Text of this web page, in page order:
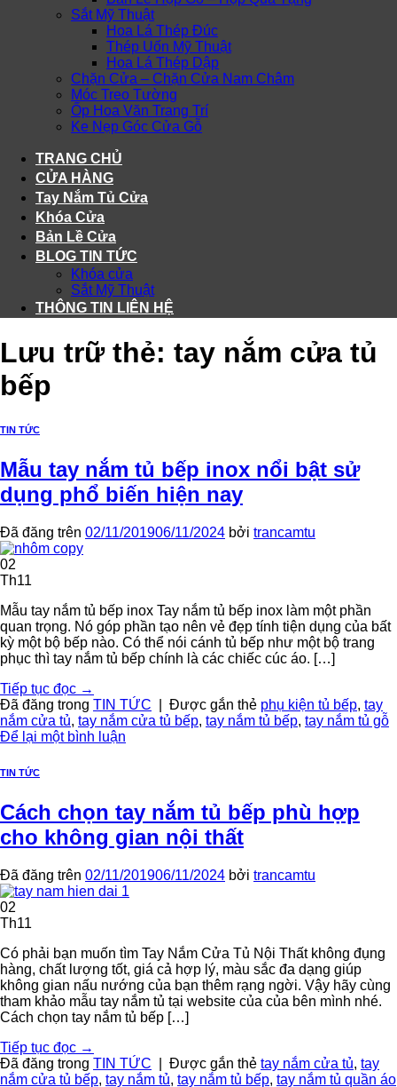
Sắt Mỹ Thuật
Hoa Lá Thép Đúc
Thép Uốn Mỹ Thuật
Hoa Lá Thép Dập
Chặn Cửa – Chặn Cửa Nam Châm
Móc Treo Tường
Ốp Hoa Văn Trang Trí
Ke Nẹp Góc Cửa Gỗ
TRANG CHỦ
CỬA HÀNG
Tay Nắm Tủ Cửa
Khóa Cửa
Bản Lề Cửa
BLOG TIN TỨC
Khóa cửa
Sắt Mỹ Thuật
THÔNG TIN LIÊN HỆ
Lưu trữ thẻ: tay nắm cửa tủ
bếp
TIN TỨC
Mẫu tay nắm tủ bếp inox nổi bật sử
dụng phổ biến hiện nay
Đã đăng trên 02/11/201906/11/2024 bởi trancamtu
02
Th11
Mẫu tay nắm tủ bếp inox Tay nắm tủ bếp inox làm một phần
quan trọng. Nó góp phần tạo nên vẻ đẹp tính tiện dụng của bất
kỳ một bộ bếp nào. Có thể nói cánh tủ bếp như một bộ trang
phục thì tay nắm tủ bếp chính là các chiếc cúc áo. […]
Tiếp tục đọc →
Đã đăng trong TIN TỨC Được gắn thẻ phụ kiện tủ bếp, tay
nắm cửa tủ, tay nắm cửa tủ bếp, tay nắm tủ bếp, tay nắm tủ gỗ
Để lại một bình luận
TIN TỨC
Cách chọn tay nắm tủ bếp phù hợp
cho không gian nội thất
Đã đăng trên 02/11/201906/11/2024 bởi trancamtu
02
Th11
Có phải bạn muốn tìm Tay Nắm Cửa Tủ Nội Thất không đụng
hàng, chất lượng tốt, giá cả hợp lý, màu sắc đa dạng giúp
không gian nấu nướng của bạn thêm rạng ngời. Vậy hãy cùng
tham khảo mẫu tay nắm tủ tại website của của bên mình nhé.
Cách chọn tay nắm tủ bếp […]
Tiếp tục đọc →
Đã đăng trong TIN TỨC Được gắn thẻ tay nắm cửa tủ, tay
nắm cửa tủ bếp, tay nắm tủ, tay nắm tủ bếp, tay nắm tủ quần áo